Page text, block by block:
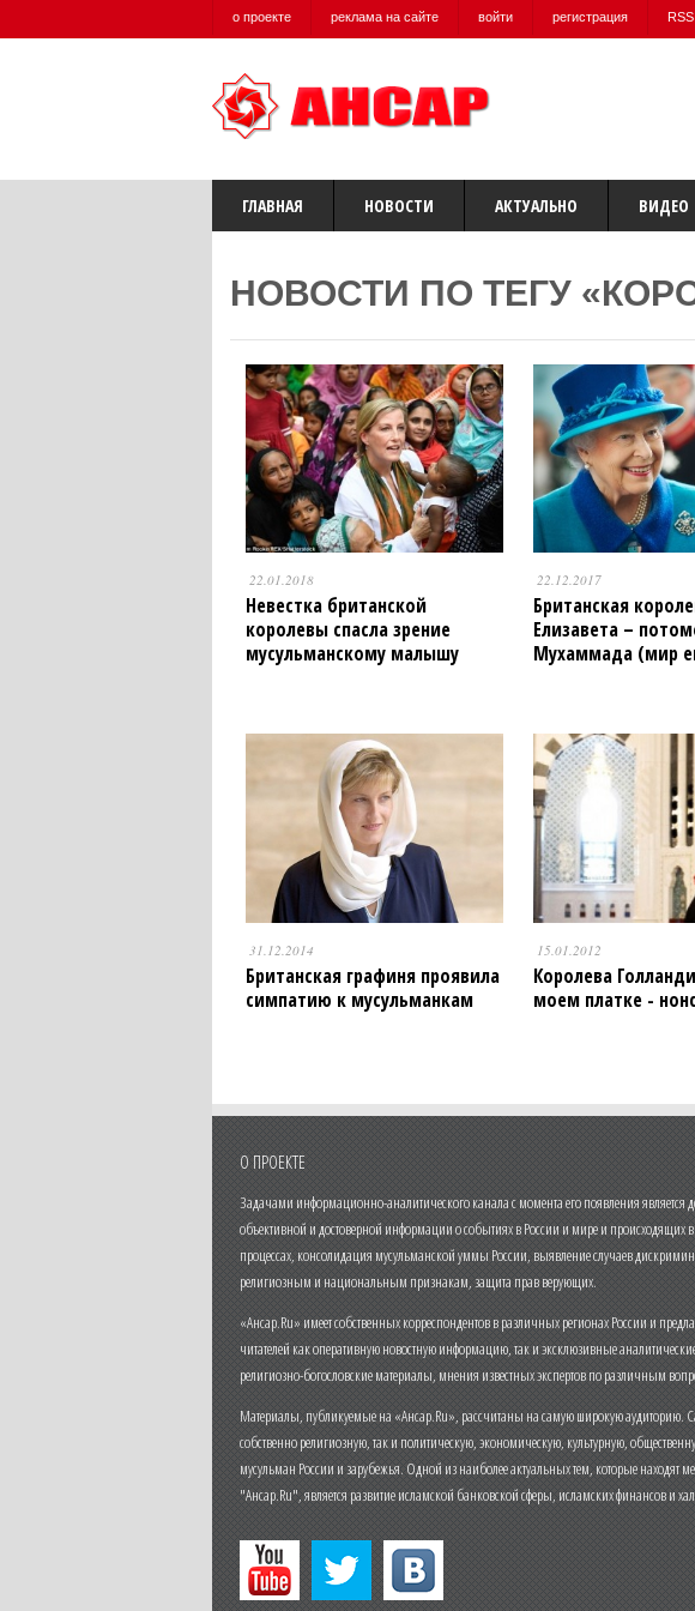
о проекте реклама на сайте войти регистрация RSS
ГЛАВНАЯ НОВОСТИ АКТУАЛЬНО ВИДЕО
НОВОСТИ ПО ТЕГУ
22.01.2018
Невестка британской
королевы спасла зрение
мусульманскому малышу
22.12.2017
Британская
Елизавета –
Мухаммада (мир
31.12.2014
Британская графиня проявила
симпатию к мусульманкам
15.01.2012
Королева
моем платке -
О ПРОЕКТЕ
Задачами информационно-аналитического канала с момента его появления является
объективной и достоверной информации о событиях в России и мире и происходящих в
процессах, консолидация мусульманской уммы России, выявление случаев
религиозным и национальным признакам, защита прав верующих.
«Ансар.Ru» имеет собственных корреспондентов в различных регионах России и
читателей как оперативную новостную информацию, так и эксклюзивные
религиозно-богословские материалы, мнения известных экспертов по различным
Материалы, публикуемые на «Ансар.Ru», рассчитаны на самую широкую аудиторию.
собственно религиозную, так и политическую, экономическую, культурную,
мусульман России и зарубежья. Одной из наиболее актуальных тем, которые находят
"Ансар.Ru", является развитие исламской банковской сферы, исламских финансов и